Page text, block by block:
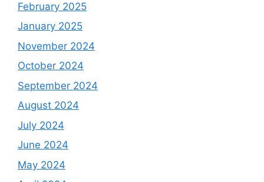
February 2025
January 2025
November 2024
October 2024
September 2024
August 2024
July 2024
June 2024
May 2024